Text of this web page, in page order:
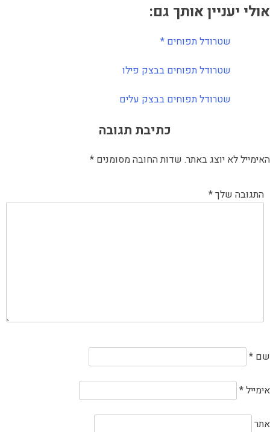
אולי יעניין אותך גם:
שטרודל תפוחים *
שטרודל תפוחים בבצק פילו
שטרודל תפוחים בבצק עלים
כתיבת תגובה
האימייל לא יוצג באתר. שדות החובה מסומנים *
התגובה שלך*
שם *
אימייל*
אתר